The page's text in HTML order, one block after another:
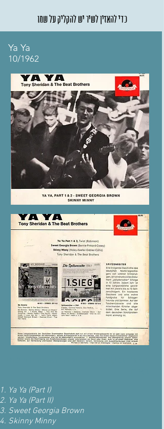
כדי להאזין לשיר יש להקליק על שמו
Ya Ya
10/1962
Ya Ya (Part I)
Ya Ya (Part II)
Sweet Georgia Brown
Skinny Minny